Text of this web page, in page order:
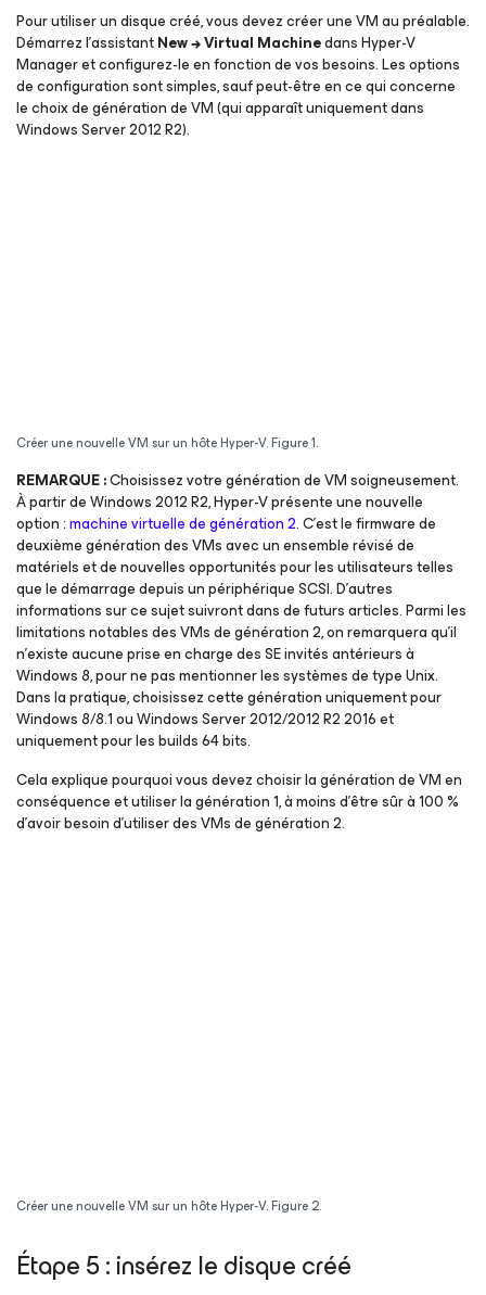
Pour utiliser un disque créé, vous devez créer une VM au préalable.
Démarrez l’assistantNew → Virtual Machinedans Hyper-V
Manager et configurez-le en fonction de vos besoins. Les options
de configuration sont simples, sauf peut-être en ce qui concerne
le choix de génération de VM (qui apparaît uniquement dans
Windows Server 2012 R2).
Créer une nouvelle VM sur un hôte Hyper-V. Figure 1.
REMARQUE :Choisissez votre génération de VM soigneusement.
À partir de Windows 2012 R2, Hyper-V présente une nouvelle
option :machine virtuelle de génération 2. C’est le firmware de
deuxième génération des VMs avec un ensemble révisé de
matériels et de nouvelles opportunités pour les utilisateurs telles
que le démarrage depuis un périphérique SCSI. D’autres
informations sur ce sujet suivront dans de futurs articles. Parmi les
limitations notables des VMs de génération 2, on remarquera qu’il
n’existe aucune prise en charge des SE invités antérieurs à
Windows 8, pour ne pas mentionner les systèmes de type Unix.
Dans la pratique, choisissez cette génération uniquement pour
Windows 8/8.1 ou Windows Server 2012/2012 R2 2016 et
uniquement pour les builds 64 bits.
Cela explique pourquoi vous devez choisir la génération de VM en
conséquence et utiliser la génération 1, à moins d’être sûr à 100 %
d’avoir besoin d’utiliser des VMs de génération 2.
Créer une nouvelle VM sur un hôte Hyper-V. Figure 2.
Étape 5 : insérez le disque créé